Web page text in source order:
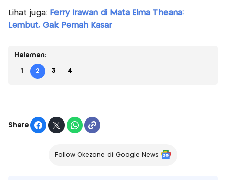
Lihat juga: Ferry Irawan di Mata Elma Theana:
Lembut, Gak Pernah Kasar
Halaman:
1 2 3 4
Share
Follow Okezone di Google News